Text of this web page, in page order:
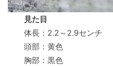
見た目
体長：2.2～2.9センチ
頭部：黄色
胸部：黒色